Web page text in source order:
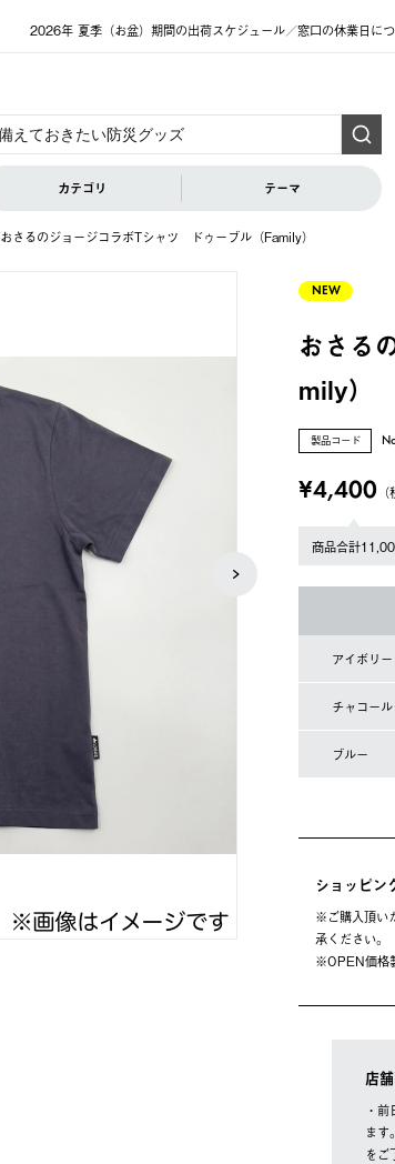
2026年 夏季（お盆）期間の出荷スケジュール／窓口の休業日に
カテゴリ テーマ
おさるのジョージコラボTシャツ ドゥーブル（Family）
NEW
おさる
mily）
製品コード
¥4,400
商品合計
アイボリー
チャコー
ブルー
ショッピン
※ご購⼊頂い
承ください。
※OPEN価格
店
・
ます
をご